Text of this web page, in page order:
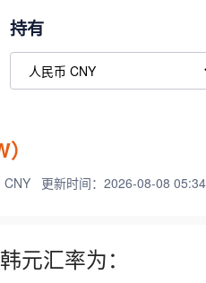
持有
CNY 更新时间：2026-08-08
元汇率为：